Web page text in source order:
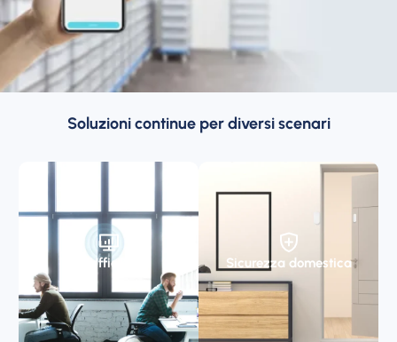
Soluzioni continue per diversi scenari
Ufficio Sicurezza domestica